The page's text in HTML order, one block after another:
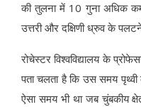
की तुलना में 10 गुना अधिक
उत्तरी और दक्षिणी ध्रुव के
रोचेस्टर विश्वविद्यालय के
पता चलता है कि उस समय
ऐसा समय भी था जब चुंबकीय